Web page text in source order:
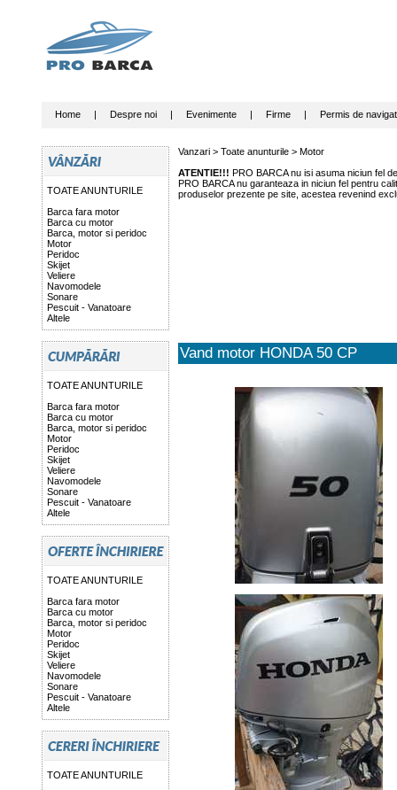
Home| Despre noi| Evenimente| Firme| Permis de
TOATE ANUNTURILE
Barca fara motor
Barca cu motor
Barca, motor si peridoc
Motor
Peridoc
Skijet
Veliere
Navomodele
Sonare
Pescuit - Vanatoare
Altele
TOATE ANUNTURILE
Barca fara motor
Barca cu motor
Barca, motor si peridoc
Motor
Peridoc
Skijet
Veliere
Navomodele
Sonare
Pescuit - Vanatoare
Altele
TOATE ANUNTURILE
Barca fara motor
Barca cu motor
Barca, motor si peridoc
Motor
Peridoc
Skijet
Veliere
Navomodele
Sonare
Pescuit - Vanatoare
Altele
TOATE ANUNTURILE
Vanzari > Toate anunturile> Motor
ATENTIE!!! PRO BARCA nu isi asuma niciun fel
PRO BARCA nu garanteaza in niciun fel pentru
produselor prezente pe site, acestea revenind
Vand motor HONDA 50 CP